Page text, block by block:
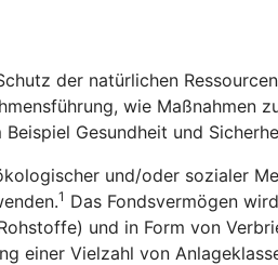
der natürlichen
wie Maßnahmen
Gesundheit und
und/oder sozialer
1 Das Fondsvermögen
und in Form von
einer Vielzahl von